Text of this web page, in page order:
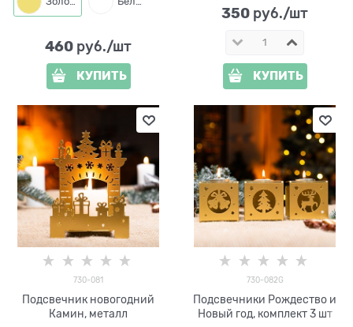
460 руб./шт
КУПИТЬ
350 руб./шт
КУПИТЬ
730-081
Подсвечник новогодний
Камин, металл
730-082G
Подсвечники Рождество и
Новый год, комплект 3 шт